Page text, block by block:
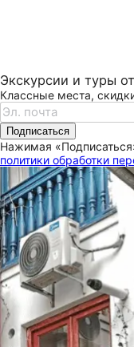
Экскурсии и туры
Классные места,
Подписаться
Нажимая
политики обработки